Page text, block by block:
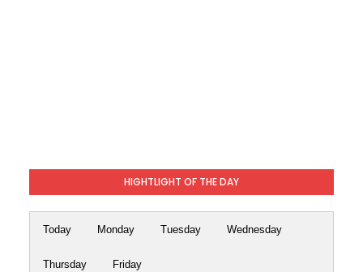
HIGHTLIGHT OF THE DAY
Today Monday Tuesday Wednesday
Thursday Friday